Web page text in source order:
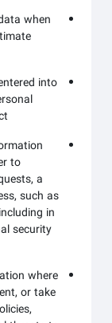
data when
entered into
to
a
such as
in
security
where
or take